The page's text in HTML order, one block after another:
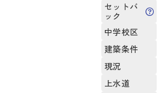
セットバ
ック
中学校区
建築条件
現況
上水道